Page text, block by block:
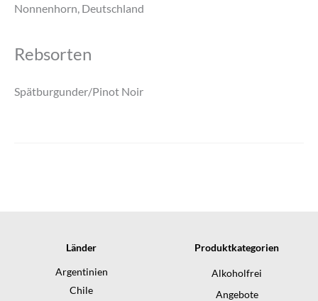
Nonnenhorn, Deutschland
Rebsorten
Spätburgunder/Pinot Noir
Länder
Argentinien
Chile
Produktkategorien
Alkoholfrei
Angebote